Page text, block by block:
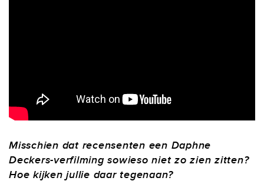
Misschien dat recensenten een Daphne
Deckers-verfilming sowieso niet zo zien zitten?
Hoe kijken jullie daar tegenaan?